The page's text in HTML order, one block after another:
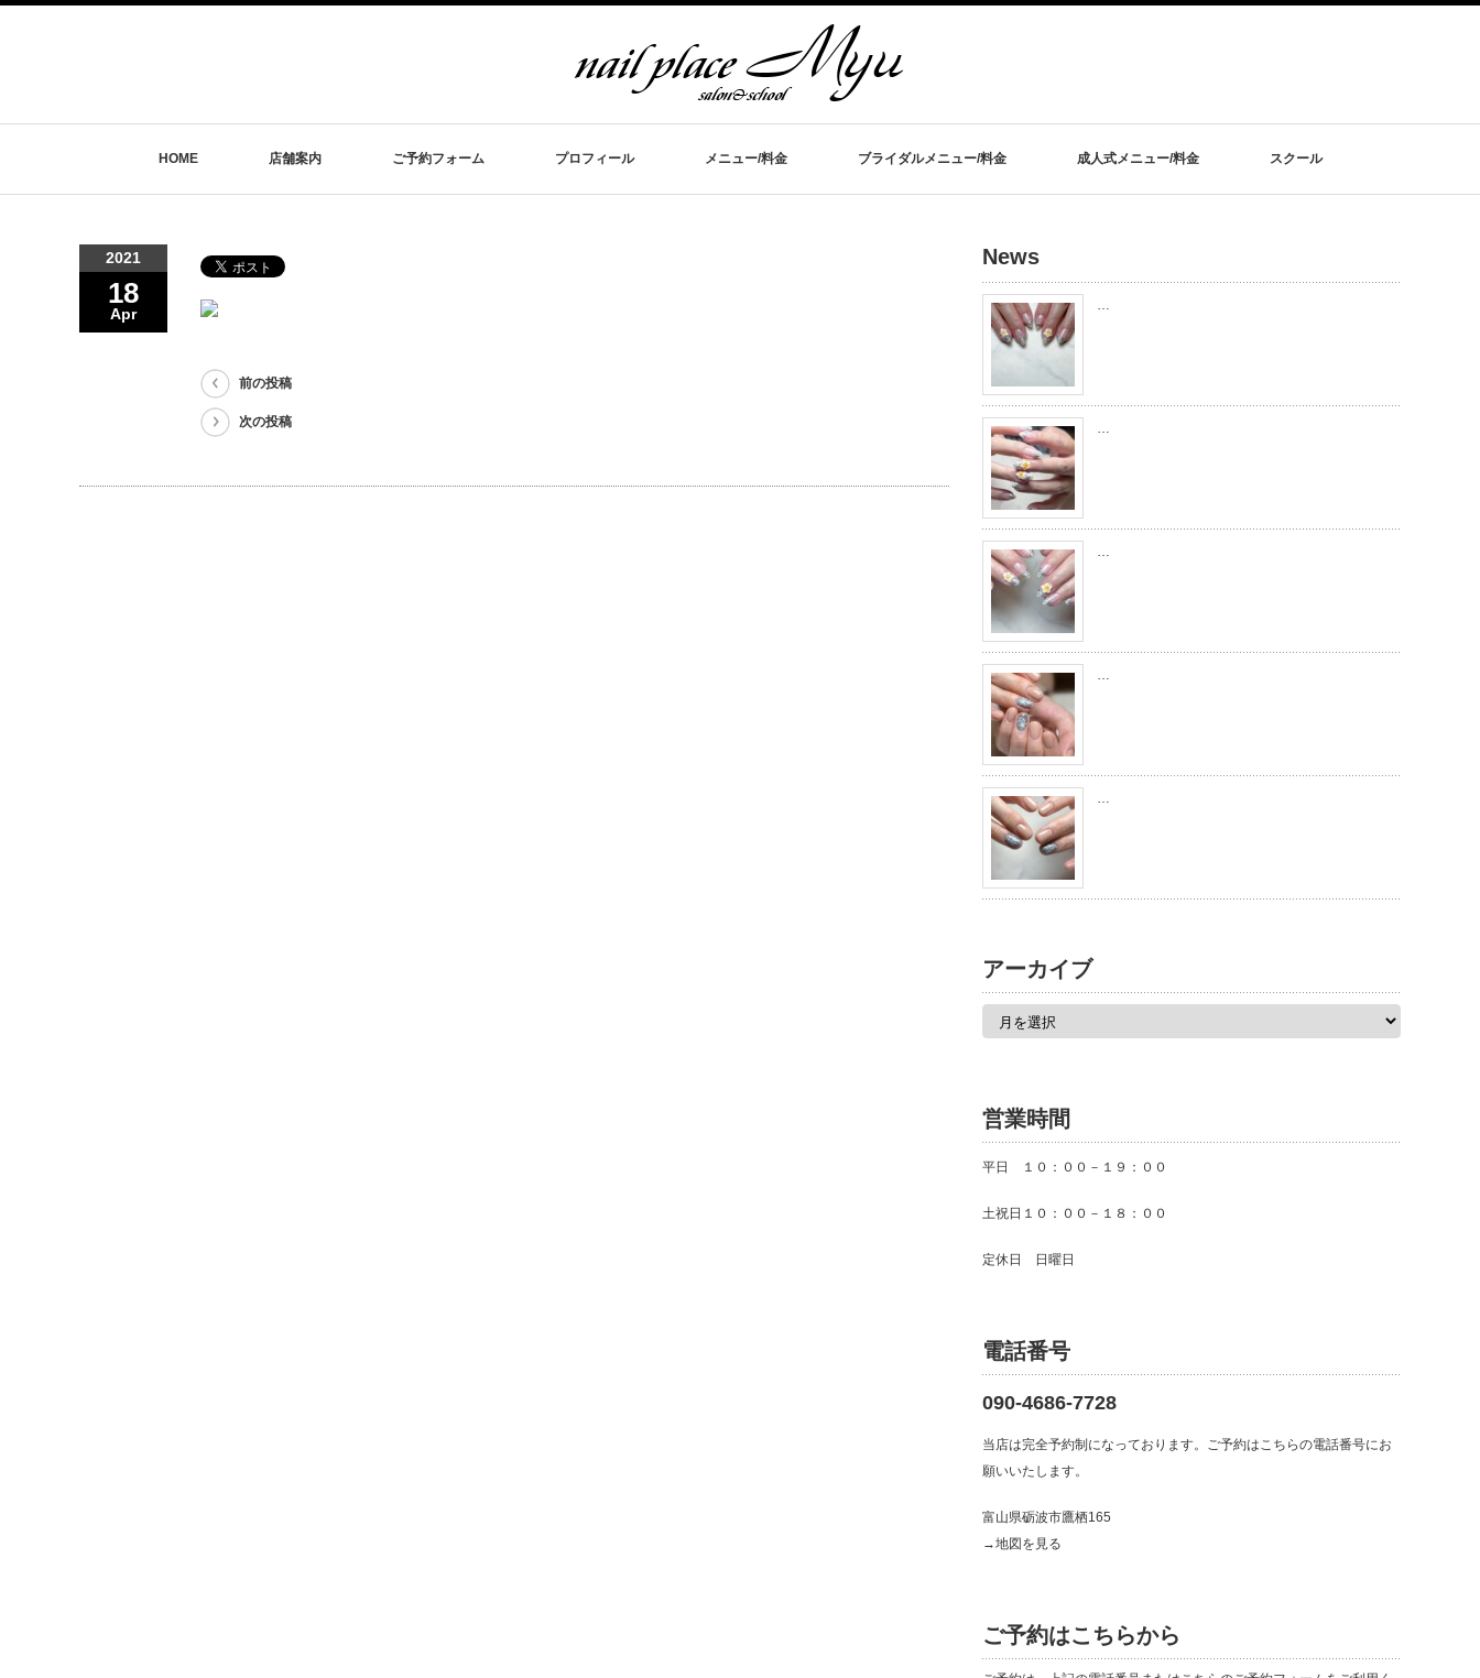
HOME 店舗案内 ご予約フォーム プロフィール メニュー/料金 ブライダルメニュー/料金 成人式メニュー/料金 スクール
2021
18
Apr
前の投稿
次の投稿
News
…
…
…
…
…
アーカイブ
営業時間
平日 １０：００－１９：００
土祝日１０：００－１８：００
定休日 日曜日
電話番号
090-4686-7728
当店は完全予約制になっております。ご予約はこちらの電話番号にお
願いいたします。
富山県砺波市鷹栖165
→地図を見る
ご予約はこちらから